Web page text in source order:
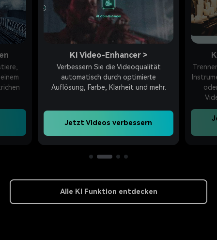
KI Stimmenentferner
Trennen Sie mit einem Klick Gesang und
Instrumentalbegleitung aus jedem Song
oder Video für die professionelle
Jetzt Gesang vom Video
trennen
Alle KI Funktion entdecken